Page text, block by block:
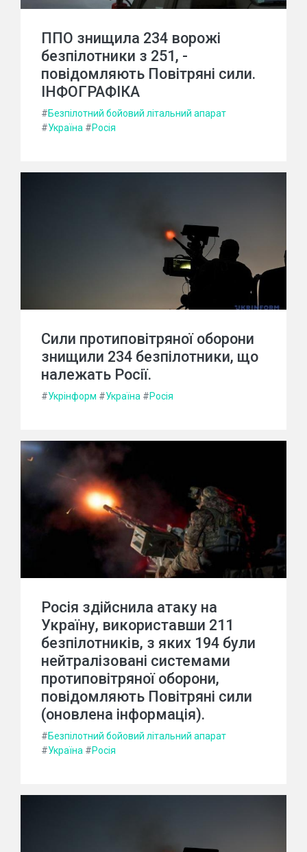
ППО знищила 234 ворожі
безпілотники з 251, -
повідомляють Повітряні сили.
ІНФОГРАФІКА
#Безпілотний бойовий літальний апарат
#Україна #Росія
Сили протиповітряної оборони
знищили 234 безпілотники, що
належать Росії.
#Укрінформ #Україна #Росія
Росія здійснила атаку на
Україну, використавши 211
безпілотників, з яких 194 були
нейтралізовані системами
протиповітряної оборони,
повідомляють Повітряні сили
(оновлена інформація).
#Безпілотний бойовий літальний апарат
#Україна #Росія